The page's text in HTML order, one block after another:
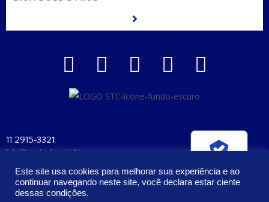
11 2915-3321
fale@santaclara.ind.br
CEP: 04225-000
Este site usa cookies para melhorar sua experiência e ao
continuar navegando neste site, você declara estar ciente
dessas condições.